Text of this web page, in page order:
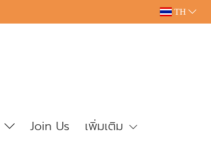
TH
Join Us เพิ่มเติม